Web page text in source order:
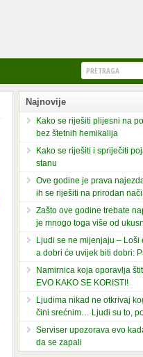
Najnovije
Kako se riješiti plijesni na
bez štetnih hemikalija
Kako se riješiti i spriječiti
stanu
Ove godine je prava
ih se riješiti na prirodan
Zašto ove godine trebate
je mnogo toga više od
Ljudi se ne mijenjaju – Loši
a dobri će uvijek biti dobri:
Namirnica koja oporavlja
EVO KAKO SE KORISTI!
Ljudima nikad ne otkrivaj
čini srećnim… Ljudi su to,
Serviser upozorava evo
da se zapali